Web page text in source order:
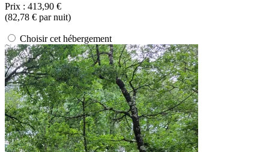
Prix : 413,90 €
(82,78 € par nuit)
Choisir cet hébergement